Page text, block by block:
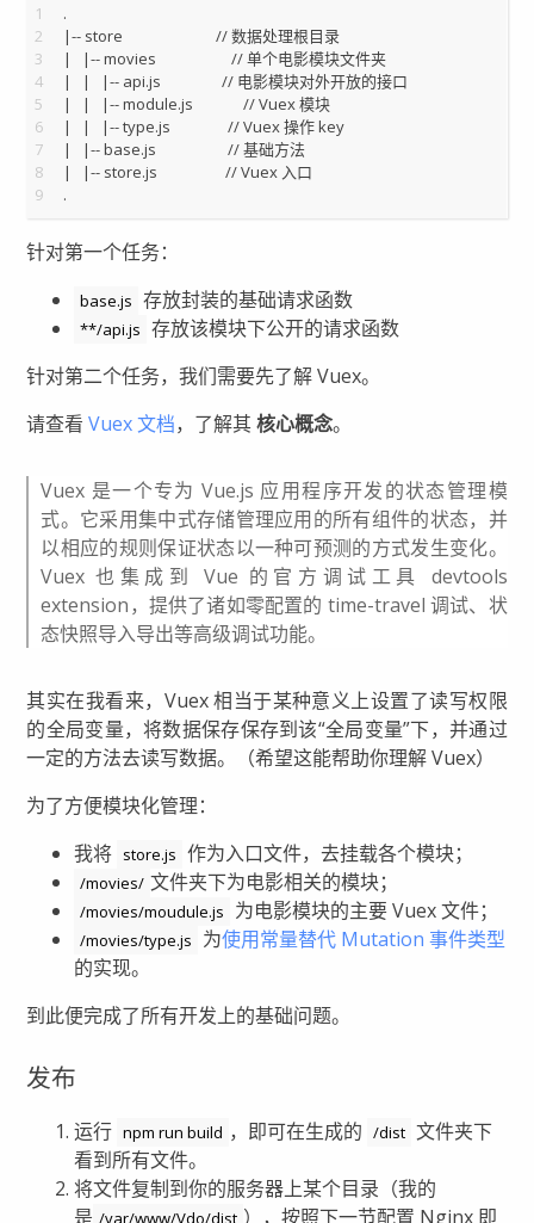
1
2
3
4
5
6
7
8
9
.
|-- store                          // 数据处理根目录
|   |-- movies                     // 单个电影模块文件夹
|   |   |-- api.js                 // 电影模块对外开放的接口
|   |   |-- module.js              // Vuex 模块
|   |   |-- type.js                // Vuex 操作 key
|   |-- base.js                    // 基础方法
|   |-- store.js                   // Vuex 入口
.
针对第一个任务：
base.js 存放封装的基础请求函数
**/api.js 存放该模块下公开的请求函数
针对第二个任务，我们需要先了解 Vuex。
请查看Vuex 文档，了解其核心概念。
Vuex 是一个专为 Vue.js 应用程序开发的状态管理模
式。它采用集中式存储管理应用的所有组件的状态，并
以相应的规则保证状态以一种可预测的方式发生变化。
Vuex 也集成到 Vue 的官方调试工具 devtools
extension，提供了诸如零配置的 time-travel 调试、状
态快照导入导出等高级调试功能。
其实在我看来，Vuex 相当于某种意义上设置了读写权限
的全局变量，将数据保存保存到该“全局变量”下，并通过
一定的方法去读写数据。（希望这能帮助你理解 Vuex）
为了方便模块化管理：
我将 store.js 作为入口文件，去挂载各个模块；
/movies/ 文件夹下为电影相关的模块；
/movies/moudule.js 为电影模块的主要 Vuex 文件；
/movies/type.js 为使用常量替代 Mutation 事件类型
的实现。
到此便完成了所有开发上的基础问题。
发布
运行 npm run build ，即可在生成的 /dist 文件夹下
看到所有文件。
将文件复制到你的服务器上某个目录（我的
是 /var/www/Vdo/dist ），按照下一节配置 Nginx 即